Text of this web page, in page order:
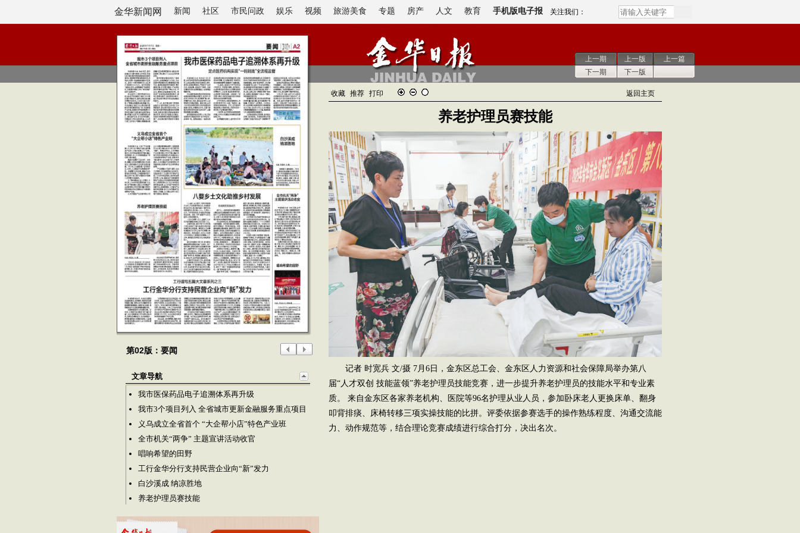
金华新闻网 新闻 社区 市民问政 娱乐 视频 旅游美食 专题 房产 人文 教育 手机版电子报 关注我们：
上一期
下一期
上一版
下一版
上一篇
第02版：要闻
文章导航
我市医保药品电子追溯体系再升级
我市3个项目列入 全省城市更新金融服务重点项目
义乌成立全省首个 “大企帮小店”特色产业班
全市机关“两争” 主题宣讲活动收官
唱响希望的田野
工行金华分行支持民营企业向“新”发力
白沙溪成 纳凉胜地
养老护理员赛技能
收藏 推荐 打印 返回主页
养老护理员赛技能
记者 时宽兵 文/摄 7月6日，金东区总工会、金东区人力资源和社会保障局举办第八
届“人才双创 技能蓝领”养老护理员技能竞赛，进一步提升养老护理员的技能水平和专业素
质。 来自金东区各家养老机构、医院等96名护理从业人员，参加卧床老人更换床单、翻身
叩背排痰、床椅转移三项实操技能的比拼。评委依据参赛选手的操作熟练程度、沟通交流能
力、动作规范等，结合理论竞赛成绩进行综合打分，决出名次。